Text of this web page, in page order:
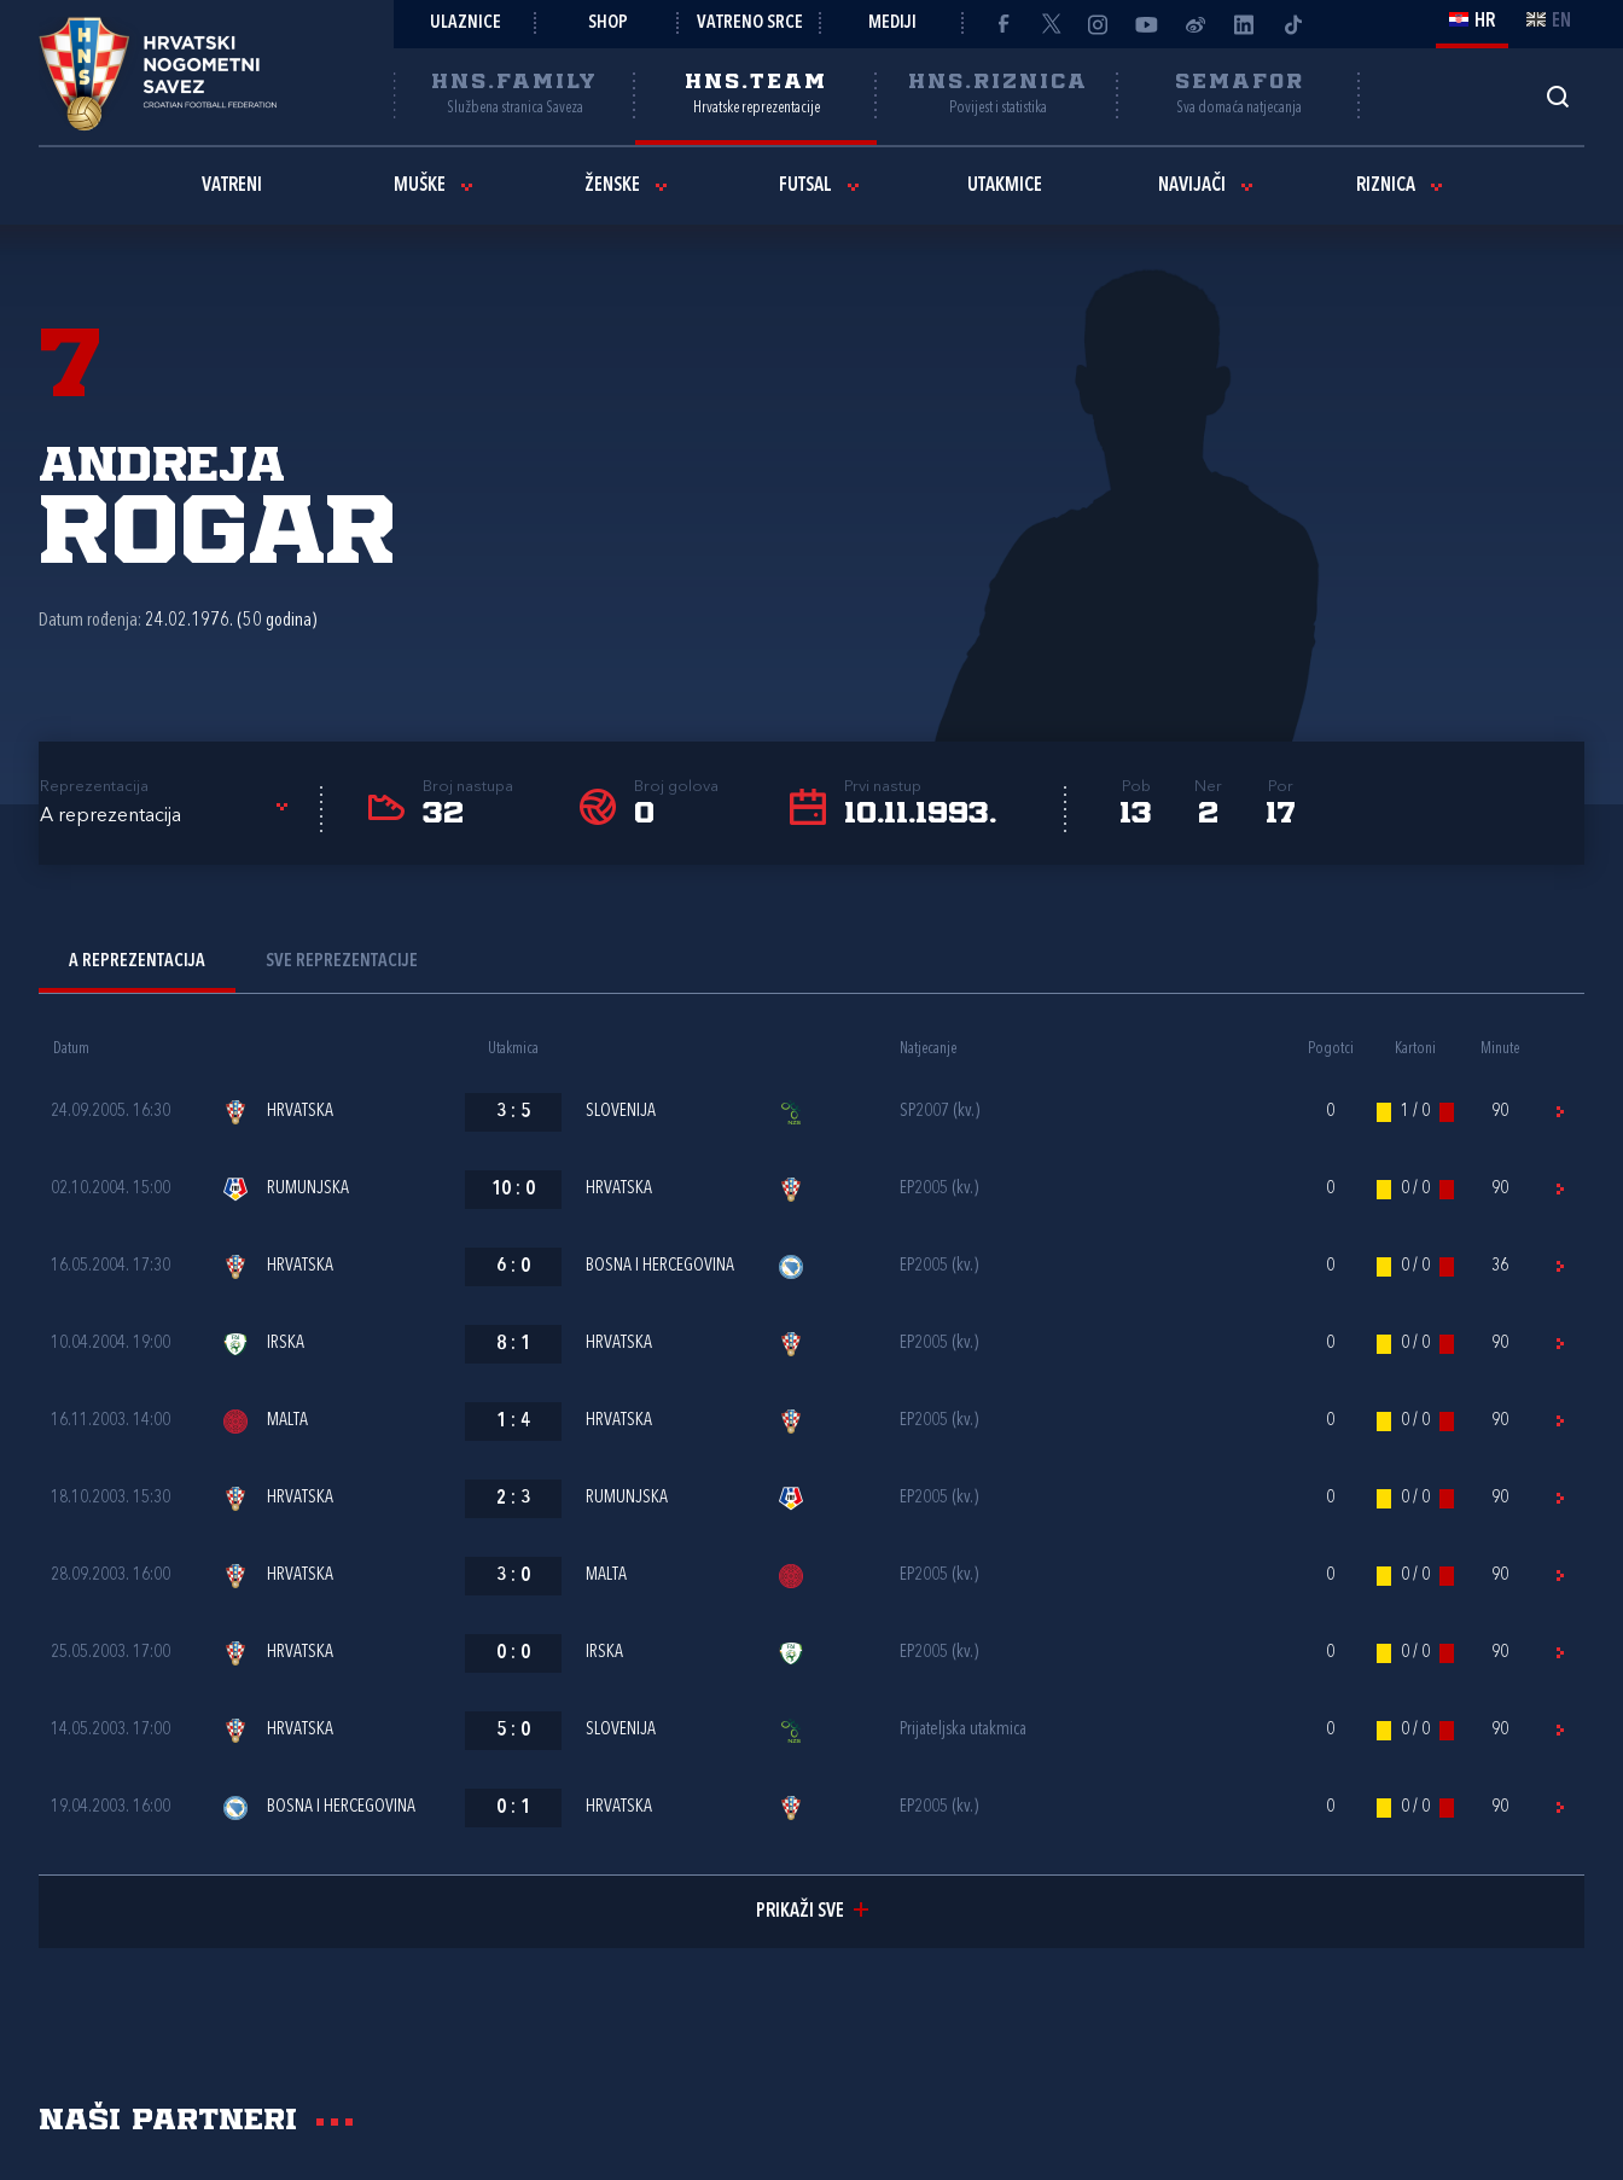
ULAZNICE SHOP VATRENO SRCE MEDIJI HR EN
HNS.FAMILY
Službena stranica Saveza
HNS.TEAM
Hrvatske reprezentacije
HNS.RIZNICA
Povijest i statistika
SEMAFOR
Sva domaća natjecanja
VATRENI MUŠKE ŽENSKE FUTSAL UTAKMICE NAVIJAČI RIZNICA
7
Andreja
Rogar
Datum rođenja: 24.02.1976. (50 godina)
Reprezentacija
A reprezentacija
Broj nastupa
32
Broj golova
0
Prvi nastup
10.11.1993.
Pob
13
Ner
2
Por
17
A REPREZENTACIJA SVE REPREZENTACIJE
Datum Utakmica Natjecanje Pogotci Kartoni Minute
24.09.2005. 16:30 HRVATSKA 3 : 5 SLOVENIJA SP2007 (kv.) 0 1 / 0 90
02.10.2004. 15:00 RUMUNJSKA 10 : 0 HRVATSKA EP2005 (kv.) 0 0 / 0 90
16.05.2004. 17:30 HRVATSKA 6 : 0 BOSNA I HERCEGOVINA EP2005 (kv.) 0 0 / 0 36
10.04.2004. 19:00 IRSKA 8 : 1 HRVATSKA EP2005 (kv.) 0 0 / 0 90
16.11.2003. 14:00 MALTA 1 : 4 HRVATSKA EP2005 (kv.) 0 0 / 0 90
18.10.2003. 15:30 HRVATSKA 2 : 3 RUMUNJSKA EP2005 (kv.) 0 0 / 0 90
28.09.2003. 16:00 HRVATSKA 3 : 0 MALTA EP2005 (kv.) 0 0 / 0 90
25.05.2003. 17:00 HRVATSKA 0 : 0 IRSKA EP2005 (kv.) 0 0 / 0 90
14.05.2003. 17:00 HRVATSKA 5 : 0 SLOVENIJA Prijateljska utakmica 0 0 / 0 90
19.04.2003. 16:00 BOSNA I HERCEGOVINA 0 : 1 HRVATSKA EP2005 (kv.) 0 0 / 0 90
PRIKAŽI SVE
Naši partneri